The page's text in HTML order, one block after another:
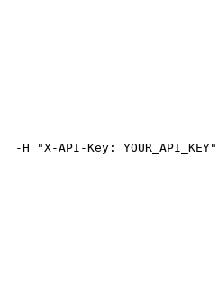
  -H "X-API-Key: YOUR_API_KEY"